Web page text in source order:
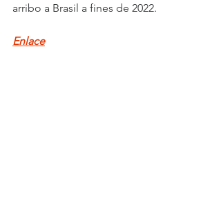
arribo a Brasil a fines de 2022.
Enlace